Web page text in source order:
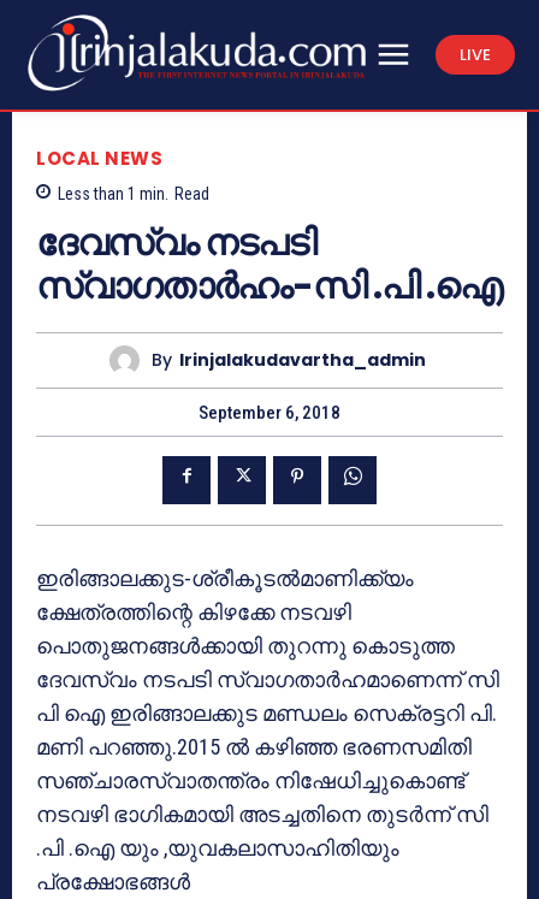
LIVE
LOCAL NEWS
Less than 1 min. Read
ദേവസ്വം നടപടി
സ്വാഗതാര്‍ഹം-സി .പി .ഐ
By Irinjalakudavartha_admin
September 6, 2018
ഇരിങ്ങാലക്കുട-ശ്രീകൂടല്‍മാണിക്ക്യം
ക്ഷേത്രത്തിന്റെ കിഴക്കേ നടവഴി
പൊതുജനങ്ങള്‍ക്കായി തുറന്നു കൊടുത്ത
ദേവസ്വം നടപടി സ്വാഗതാര്‍ഹമാണെന്ന് സി
പി ഐ ഇരിങ്ങാലക്കുട മണ്ഡലം സെക്രട്ടറി പി.
മണി പറഞ്ഞു.2015 ല്‍ കഴിഞ്ഞ ഭരണസമിതി
സഞ്ചാരസ്വാതന്ത്രം നിഷേധിച്ചുകൊണ്ട്
നടവഴി ഭാഗികമായി അടച്ചതിനെ തുടര്‍ന്ന് സി
.പി .ഐ യും ,യുവകലാസാഹിതിയും
പ്രക്ഷോഭങ്ങള്‍